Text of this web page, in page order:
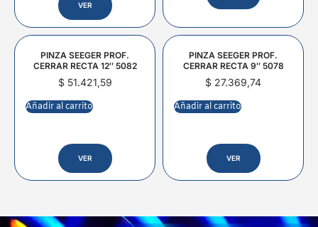
VER
PINZA SEEGER PROF.
CERRAR RECTA 12″ 5082
$51.421,59
Añadir al carrito
VER
PINZA SEEGER PROF.
CERRAR RECTA 9″ 5078
$ 27.369,74
Añadir al carrito
VER